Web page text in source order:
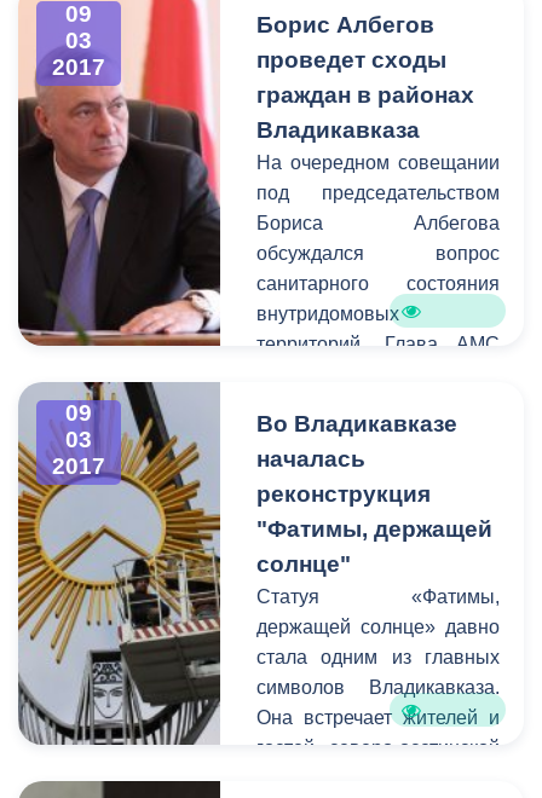
начинающих
предпринимателей, а
также благоустройство
09
03
2017
Борис Албегов
проведет сходы
граждан в районах
Владикавказа
На очередном совещании
под председательством
Бориса Албегова
обсуждался вопрос
санитарного состояния
внутридомовых
территорий. Глава АМС
жителями
многоквартирных домов.
Так как вышеуказанные
территории являются
зоной ответственности
управляющих компаний
совместно,
закону не имеет права
наводить на них порядок.
09
03
2017
Во Владикавказе
началась
реконструкция
"Фатимы, держащей
солнце"
Статуя «Фатимы,
держащей солнце» давно
стала одним из главных
символов Владикавказа.
Она встречает жителей и
гостей северо-осетинской